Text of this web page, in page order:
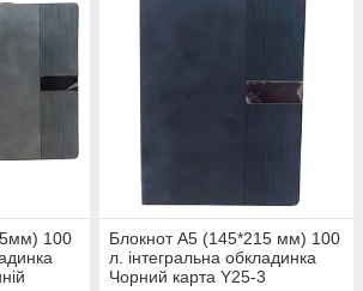
100
Блокнот А5 (145*215 мм) 100
л. інтегральна обкладинка
Чорний карта Y25-3